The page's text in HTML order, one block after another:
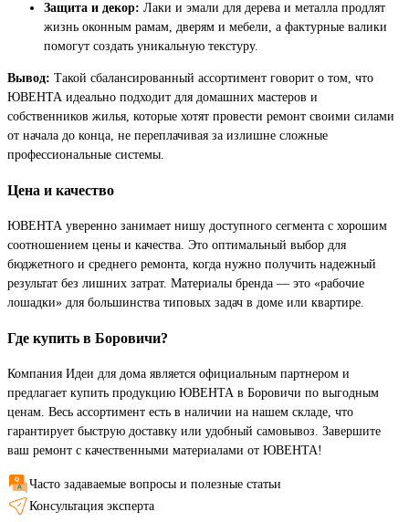
Защита и декор: Лаки и эмали для дерева и металла продлят
жизнь оконным рамам, дверям и мебели, а фактурные валики
помогут создать уникальную текстуру.
Вывод: Такой сбалансированный ассортимент говорит о том, что
ЮВЕНТА идеально подходит для домашних мастеров и
собственников жилья, которые хотят провести ремонт своими силами
от начала до конца, не переплачивая за излишне сложные
профессиональные системы.
Цена и качество
ЮВЕНТА уверенно занимает нишу доступного сегмента с хорошим
соотношением цены и качества. Это оптимальный выбор для
бюджетного и среднего ремонта, когда нужно получить надежный
результат без лишних затрат. Материалы бренда — это «рабочие
лошадки» для большинства типовых задач в доме или квартире.
Где купить в Боровичи?
Компания Идеи для дома является официальным партнером и
предлагает купить продукцию ЮВЕНТА в Боровичи по выгодным
ценам. Весь ассортимент есть в наличии на нашем складе, что
гарантирует быструю доставку или удобный самовывоз. Завершите
ваш ремонт с качественными материалами от ЮВЕНТА!
Часто задаваемые вопросы и полезные статьи
Консультация эксперта